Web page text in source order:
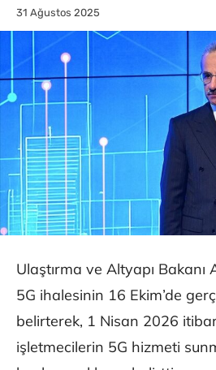
31 Ağustos 2025
Ulaştırma ve Altyapı
5G ihalesinin 16 Ekim’de
belirterek, 1 Nisan 2026
işletmecilerin 5G hizmeti